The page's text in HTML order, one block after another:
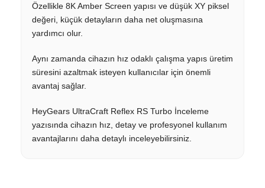
Özellikle 8K Amber Screen yapısı ve düşük XY piksel
değeri, küçük detayların daha net oluşmasına
yardımcı olur.
Aynı zamanda cihazın hız odaklı çalışma yapıs üretim
süresini azaltmak isteyen kullanıcılar için önemli
avantaj sağlar.
HeyGears UltraCraft Reflex RS Turbo İnceleme
yazısında cihazın hız, detay ve profesyonel kullanım
avantajlarını daha detaylı inceleyebilirsiniz.